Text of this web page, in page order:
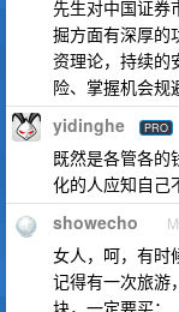
先生对中国证券
掘方面有深厚的
资理论，持续的
险、掌握机会规
yidinghe PRO
既然是各管各的
化的人应知自己
showecho
女人，呵，有时
记得有一次旅游
块，一定要买；